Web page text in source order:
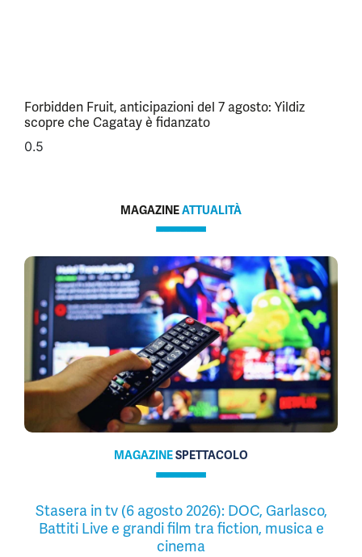
Forbidden Fruit, anticipazioni del 7 agosto: Yildiz
scopre che Cagatay è fidanzato
MAGAZINEATTUALITÀ
MAGAZINESPETTACOLO
Stasera in tv (6 agosto 2026): DOC, Garlasco,
Battiti Live e grandi film tra fiction, musica e
cinema